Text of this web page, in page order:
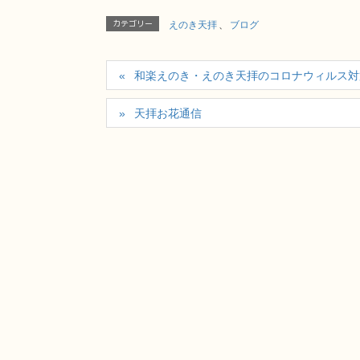
カテゴリー えのき天拝 ブログ
和楽えのき・えのき天拝のコロナウィルス
天拝お花通信